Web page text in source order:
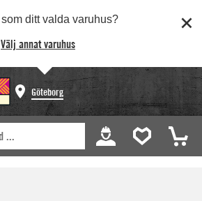
som ditt valda varuhus?
Välj annat varuhus
Göteborg